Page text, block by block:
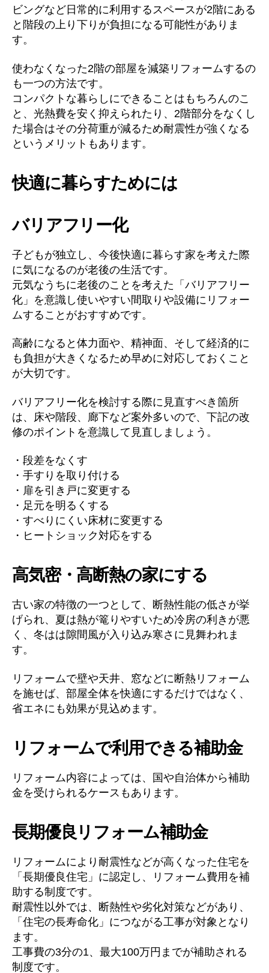
ビングなど日常的に利用するスペースが2階にある
と階段の上り下りが負担になる可能性がありま
す。
使わなくなった2階の部屋を減築リフォームするの
も一つの方法です。
コンパクトな暮らしにできることはもちろんのこ
と、光熱費を安く抑えられたり、2階部分をなくし
た場合はその分荷重が減るため耐震性が強くなる
というメリットもあります。
快適に暮らすためには
バリアフリー化
子どもが独立し、今後快適に暮らす家を考えた際
に気になるのが老後の生活です。
元気なうちに老後のことを考えた「バリアフリー
化」を意識し使いやすい間取りや設備にリフォー
ムすることがおすすめです。
高齢になると体力面や、精神面、そして経済的に
も負担が大きくなるため早めに対応しておくこと
が大切です。
バリアフリー化を検討する際に見直すべき箇所
は、床や階段、廊下など案外多いので、下記の改
修のポイントを意識して見直しましょう。
・段差をなくす
・手すりを取り付ける
・扉を引き戸に変更する
・足元を明るくする
・すべりにくい床材に変更する
・ヒートショック対応をする
高気密・高断熱の家にする
古い家の特徴の一つとして、断熱性能の低さが挙
げられ、夏は熱が篭りやすいため冷房の利きが悪
く、冬はは隙間風が入り込み寒さに見舞われま
す。
リフォームで壁や天井、窓などに断熱リフォーム
を施せば、部屋全体を快適にするだけではなく、
省エネにも効果が見込めます。
リフォームで利用できる補助金
リフォーム内容によっては、国や自治体から補助
金を受けられるケースもあります。
長期優良リフォーム補助金
リフォームにより耐震性などが高くなった住宅を
「長期優良住宅」に認定し、リフォーム費用を補
助する制度です。
耐震性以外では、断熱性や劣化対策などがあり、
「住宅の長寿命化」につながる工事が対象となり
ます。
工事費の3分の1、最大100万円までが補助される
制度です。